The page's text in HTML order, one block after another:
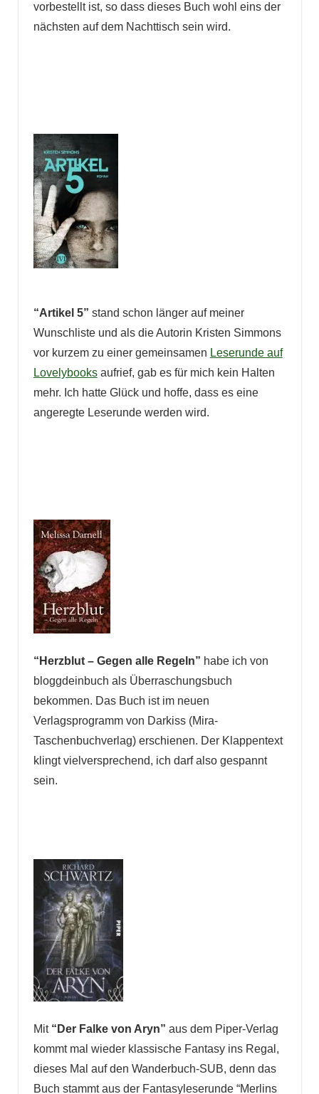
vorbestellt ist, so dass dieses Buch wohl eins der
nächsten auf dem Nachttisch sein wird.
“Artikel 5” stand schon länger auf meiner
Wunschliste und als die Autorin Kristen Simmons
vor kurzem zu einer gemeinsamen Leserunde auf
Lovelybooksaufrief, gab es für mich kein Halten
mehr. Ich hatte Glück und hoffe, dass es eine
angeregte Leserunde werden wird.
“Herzblut – Gegen alle Regeln” habe ich von
bloggdeinbuch als Überraschungsbuch
bekommen. Das Buch ist im neuen
Verlagsprogramm von Darkiss (Mira-
Taschenbuchverlag) erschienen. Der Klappentext
klingt vielversprechend, ich darf also gespannt
sein.
Mit“Der Falke von Aryn” aus dem Piper-Verlag
kommt mal wieder klassische Fantasy ins Regal,
dieses Mal auf den Wanderbuch-SUB, denn das
Buch stammt aus der Fantasyleserunde “Merlins